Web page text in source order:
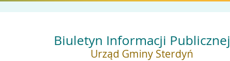
Biuletyn Informacji Publicznej
Urząd Gminy Sterdyń